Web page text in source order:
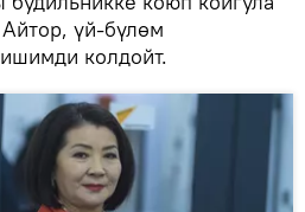
үй-бүлөм
колдойт.